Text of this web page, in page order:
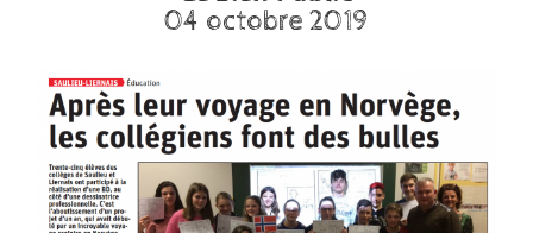
04 octobre 2019